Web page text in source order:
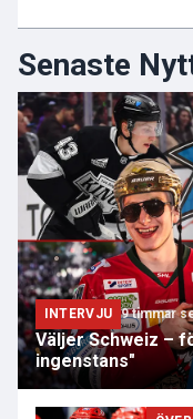
Senaste
INTERVJU 9 timmar
Väljer Schweiz –
ingenstans"